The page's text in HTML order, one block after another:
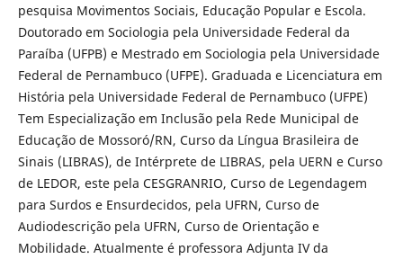
pesquisa Movimentos Sociais, Educação Popular e Escola.
Doutorado em Sociologia pela Universidade Federal da
Paraíba (UFPB) e Mestrado em Sociologia pela Universidade
Federal de Pernambuco (UFPE). Graduada e Licenciatura em
História pela Universidade Federal de Pernambuco (UFPE)
Tem Especialização em Inclusão pela Rede Municipal de
Educação de Mossoró/RN, Curso da Língua Brasileira de
Sinais (LIBRAS), de Intérprete de LIBRAS, pela UERN e Curso
de LEDOR, este pela CESGRANRIO, Curso de Legendagem
para Surdos e Ensurdecidos, pela UFRN, Curso de
Audiodescrição pela UFRN, Curso de Orientação e
Mobilidade. Atualmente é professora Adjunta IV da